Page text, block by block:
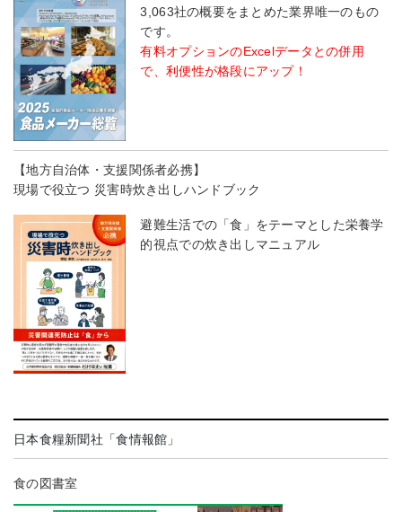
3,063社の概要をまとめた業界唯一のもの
です。
有料オプションのExcelデータとの併用
で、利便性が格段にアップ！
【地方自治体・支援関係者必携】
現場で役立つ 災害時炊き出しハンドブック
避難生活での「食」をテーマとした栄養学
的視点での炊き出しマニュアル
日本食糧新聞社「食情報館」
食の図書室